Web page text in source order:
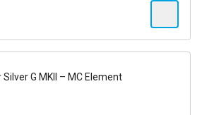
G MKII – MC Element